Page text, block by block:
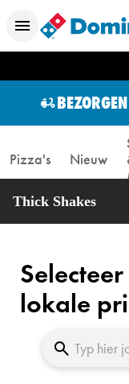
BEZORGEN
Pizza's Nieuw
Thick Shakes
lokale